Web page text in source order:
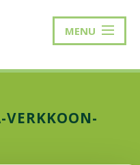
MENU